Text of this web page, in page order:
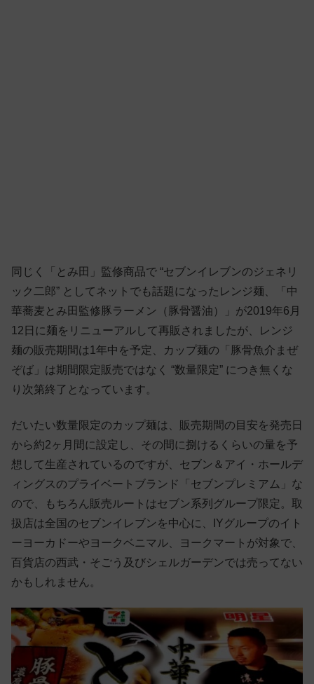
同じく「とみ田」監修商品で “セブンイレブンのジェネリ
ック二郎” としてネットでも話題になったレンジ麺、「中
華蕎麦とみ田監修豚ラーメン（豚骨醤油）」が2019年6月
12日に麺をリニューアルして再販されましたが、レンジ
麺の販売期間は1年中を予定、カップ麺の「豚骨魚介まぜ
ぞば」は期間限定販売ではなく “数量限定” につき無くな
り次第終了となっています。
だいたい数量限定のカップ麺は、販売期間の目安を発売日
から約2ヶ月間に設定し、その間に捌けるくらいの量を予
想して生産されているのですが、セブン＆アイ・ホールデ
ィングスのプライベートブランド「セブンプレミアム」な
ので、もちろん販売ルートはセブン系列グループ限定。取
扱店は全国のセブンイレブンを中心に、IYグループのイト
ーヨーカドーやヨークベニマル、ヨークマートが対象で、
百貨店の西武・そごう及びシェルガーデンでは売ってない
かもしれません。